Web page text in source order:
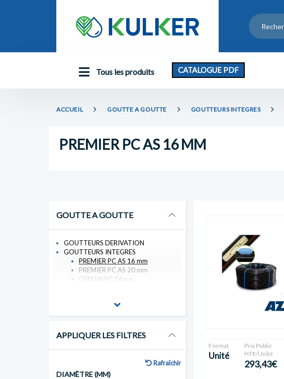
Tous les produits CATALOGUE PDF
ACCUEIL GOUTTE A GOUTTE GOUTTEURS INTEGRES
PREMIER PC AS 16 MM
GOUTTE A GOUTTE
GOUTTEURS DERIVATION
GOUTTEURS INTEGRES
PREMIER PC AS 16 mm
PREMIER PC AS 20 mm
GENUIN PC 16mm
APPLIQUER LES FILTRES
Rafraîchir
DIAMÈTRE (MM)
Format
Unité
Prix Public
HT€/Unité
293,43€